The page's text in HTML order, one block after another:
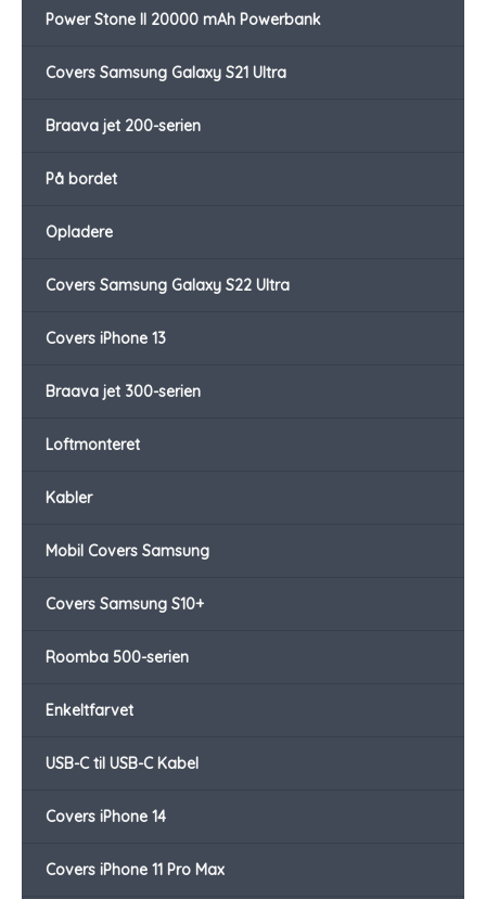
Power Stone II 20000 mAh Powerbank
Covers Samsung Galaxy S21 Ultra
Braava jet 200-serien
På bordet
Opladere
Covers Samsung Galaxy S22 Ultra
Covers iPhone 13
Braava jet 300-serien
Loftmonteret
Kabler
Mobil Covers Samsung
Covers Samsung S10+
Roomba 500-serien
Enkeltfarvet
USB-C til USB-C Kabel
Covers iPhone 14
Covers iPhone 11 Pro Max